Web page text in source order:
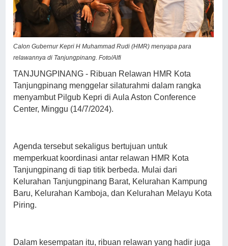
Calon Gubernur Kepri H Muhammad Rudi (HMR) menyapa para
relawannya di Tanjungpinang. Foto/Alfi
TANJUNGPINANG - Ribuan Relawan HMR Kota
Tanjungpinang menggelar silaturahmi dalam rangka
menyambut Pilgub Kepri di Aula Aston Conference
Center, Minggu (14/7/2024).
Agenda tersebut sekaligus bertujuan untuk
memperkuat koordinasi antar relawan HMR Kota
Tanjungpinang di tiap titik berbeda. Mulai dari
Kelurahan Tanjungpinang Barat, Kelurahan Kampung
Baru, Kelurahan Kamboja, dan Kelurahan Melayu Kota
Piring.
Dalam kesempatan itu, ribuan relawan yang hadir juga